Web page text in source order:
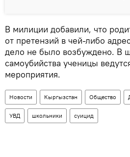
В милиции добавили, что
от претензий в чей-либо
дело не было возбуждено. В
самоубийства ученицы
мероприятия.
Новости Кыргызстан Общество
УВД школьники суицид